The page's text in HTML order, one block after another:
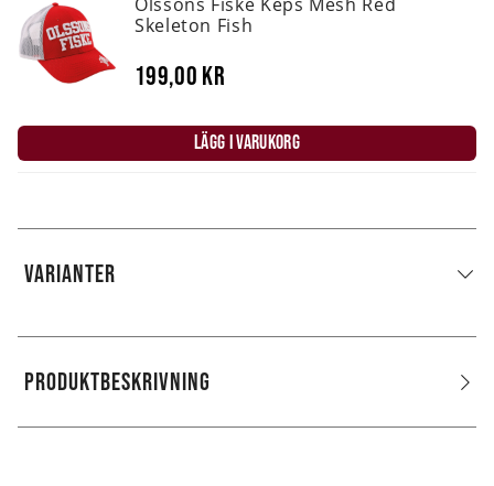
Olssons Fiske Keps Mesh Red
Skeleton Fish
199,00 kr
LÄGG I VARUKORG
VARIANTER
PRODUKTBESKRIVNING